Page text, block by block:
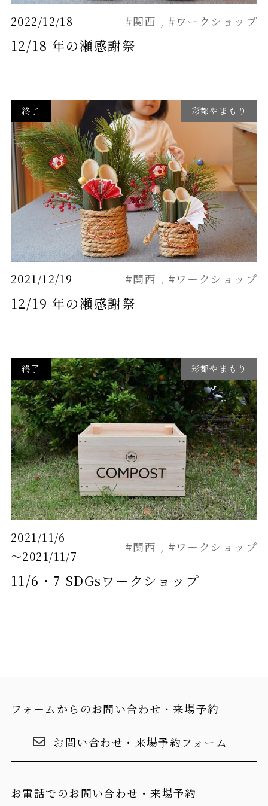
2022/12/18 #関西 #ワークショップ
12/18 年の瀬感謝祭
終了 彩都やまもり
2021/12/19 #関西 #ワークショップ
12/19 年の瀬感謝祭
終了 彩都やまもり
2021/11/6
～2021/11/7
#関西 #ワークショップ
11/6・7 SDGsワークショップ
フォームからのお問い合わせ・来場予約
お問い合わせ・来場予約フォーム
お電話でのお問い合わせ・来場予約